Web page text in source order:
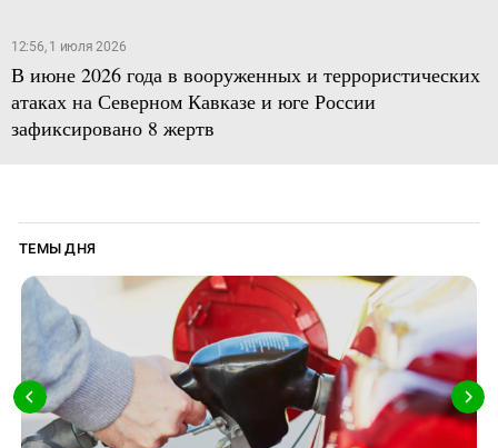
12:56, 1 июля 2026
В июне 2026 года в вооруженных и террористических
атаках на Северном Кавказе и юге России
зафиксировано 8 жертв
ТЕМЫ ДНЯ